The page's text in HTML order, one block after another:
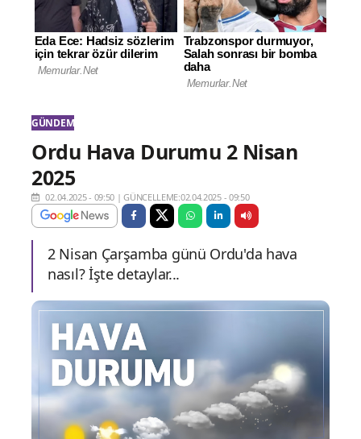
GÜNDEM
Ordu Hava Durumu 2 Nisan
2025
02.04.2025 - 09:50 |GÜNCELLEME:02.04.2025 - 09:50
2 Nisan Çarşamba günü Ordu'da hava
nasıl? İşte detaylar...